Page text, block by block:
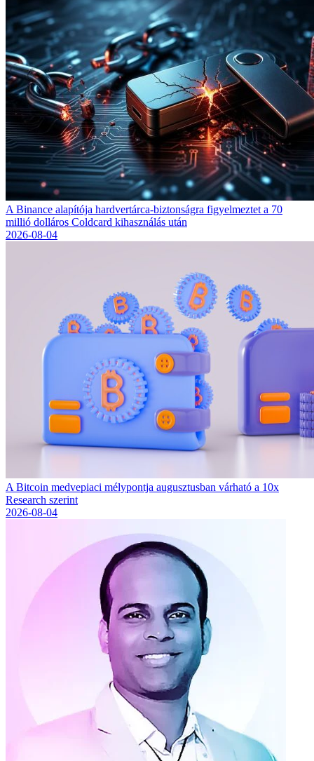
A Binance alapítója hardvertárca-biztonságra figyelmeztet a 70
millió dolláros Coldcard kihasználás után
2026-08-04
A Bitcoin medvepiaci mélypontja augusztusban várható a 10x
Research szerint
2026-08-04